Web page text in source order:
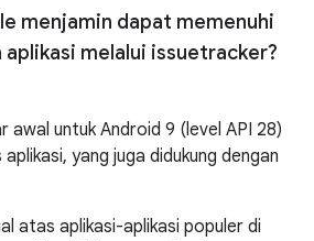
menjamin dapat memenuhi
aplikasi melalui issuetracker?
awal untuk Android 9 (level API 28)
yang juga didukung dengan
atas aplikasi-aplikasi populer di